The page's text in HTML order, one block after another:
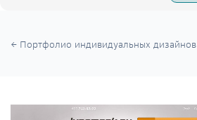
← Портфолио индивидуальных дизайнов